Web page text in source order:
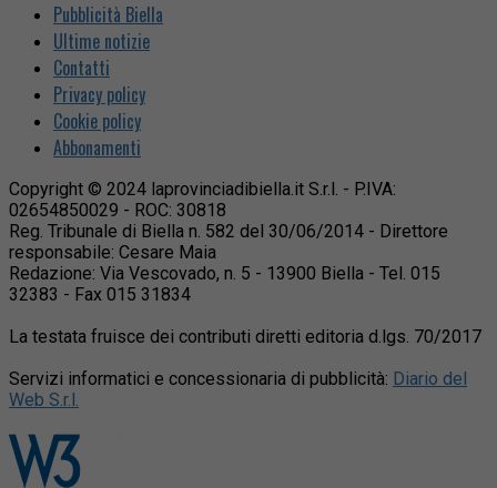
Pubblicità Biella
Ultime notizie
Contatti
Privacy policy
Cookie policy
Abbonamenti
Copyright © 2024 laprovinciadibiella.it S.r.l. - P.IVA:
02654850029 - ROC: 30818
Reg. Tribunale di Biella n. 582 del 30/06/2014 - Direttore
responsabile: Cesare Maia
Redazione: Via Vescovado, n. 5 - 13900 Biella - Tel. 015
32383 - Fax 015 31834
La testata fruisce dei contributi diretti editoria d.lgs. 70/2017
Servizi informatici e concessionaria di pubblicità: Diario del
Web S.r.l.